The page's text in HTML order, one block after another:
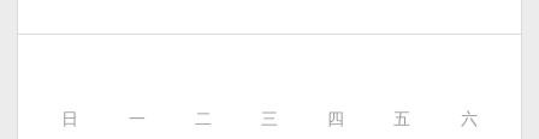
日 一 二 三 四 五
六